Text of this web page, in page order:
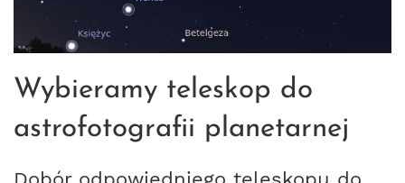
Wybieramy teleskop do
astrofotografii planetarnej